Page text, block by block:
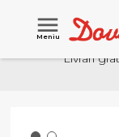
Meniu
Livrari